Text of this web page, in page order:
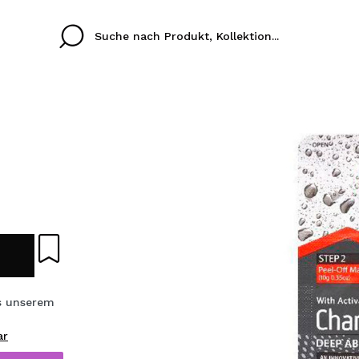
Ich habe hier kein
ICH
Durch die Erstellung
Einkäufe schnell
ESPAÑOL
Ines
colori